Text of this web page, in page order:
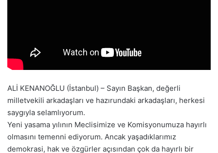
ALİ KENANOĞLU (İstanbul) – Sayın Başkan, değerli
milletvekili arkadaşları ve hazırundaki arkadaşları, herkesi
saygıyla selamlıyorum.
Yeni yasama yılının Meclisimize ve Komisyonumuza hayırlı
olmasını temenni ediyorum. Ancak yaşadıklarımız
demokrasi, hak ve özgürler açısından çok da hayırlı bir